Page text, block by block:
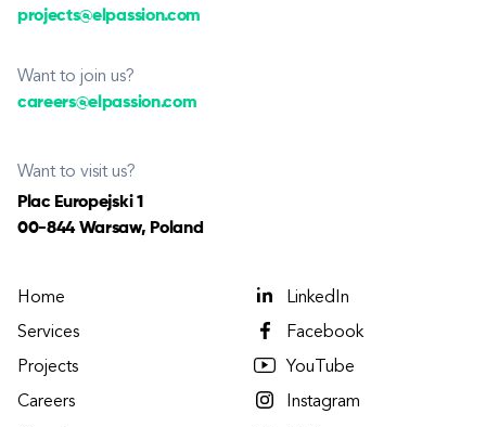
projects@elpassion.com
Want to join us?
careers@elpassion.com
Want to visit us?
Plac Europejski 1
00-844 Warsaw, Poland
Home
Services
Projects
Careers
LinkedIn
Facebook
YouTube
Instagram